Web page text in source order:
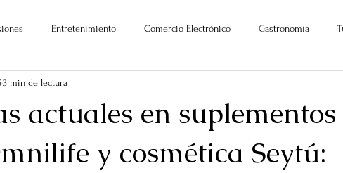
Entretenimiento Comercio Electrónico Gastronomía
actuales en suplementos
y cosmética Seytú:
3 min de lectura